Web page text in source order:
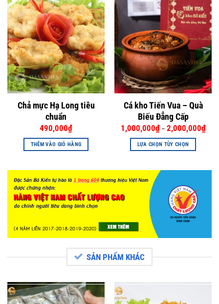
Chả mực Hạ Long tiêu
chuẩn
490,000₫
THÊM VÀO GIỎ HÀNG
Cá kho Tiến Vua – Quà
Biếu Đẳng Cấp
1,000,000₫– 2,000,000₫
LỰA CHỌN TÙY CHỌN
nhiều
biến
thể.
tùy
trên
SẢN PHẨM KHÁC